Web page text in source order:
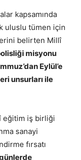
kapsamında
uluslu tümen için
belirten Millî
misyonu
Eylül’e
unsurları ile
eğitim iş birliği
sanayi
fırsatı